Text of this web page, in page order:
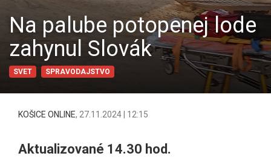
Na palube potopenej lode
zahynul Slovák
SVET SPRAVODAJSTVO
KOŠICE ONLINE, 27.11.2024 | 12:15
Aktualizované 14.30 hod.